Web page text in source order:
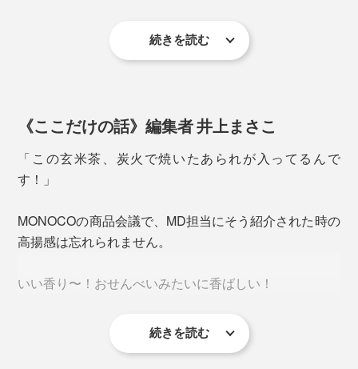
いただく知恵と文化が生んだ、いっぷくだったのです。
写真は個包装タイプ（12Pボックス、ギフトセット）
摘みたてのやわらかい新芽をすぐに蒸す「若蒸し製法」
で仕上げました。
最短時間で蒸すことで、お茶本来の際立った風味やうま
「アガル」には文字通り、気分がアガる、縁起が上が
という意味も含まれるいい響き。
まさに、「アガルイル」を表現するかのような、突き抜
けた香ばしさと心晴れる味わい。
本品は、お得なチャック袋タイプ。自宅やオフィスでた
っぷり気軽に飲みたい方へおすすめ。
続きを読む
《ここだけの話》編集者 井上まさこ
「この玄米茶、炭火で焼いたあられが入ってるんで
す！」
MONOCOの商品会議で、MD担当にそう紹介された時の
高揚感は忘れられません。
いい香り〜！おせんべいみたいに香ばしい！
スタッフみんながその玄米茶の香ばしさに驚き、声をあ
続きを読む